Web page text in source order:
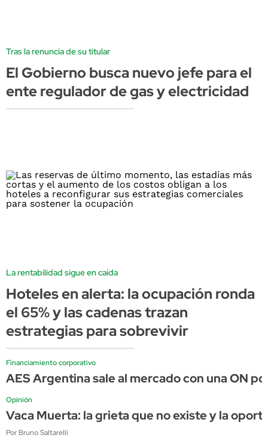
Tras la renuncia de su titular
El Gobierno busca nuevo jefe para el
ente regulador de gas y electricidad
La rentabilidad sigue en caída
Hoteles en alerta: la ocupación ronda
el 65% y las cadenas trazan
estrategias para sobrevivir
Financiamiento corporativo
AES Argentina sale al mercado con una ON
Opinión
Vaca Muerta: la grieta que no existe y la
Por Bruno Saltarelli